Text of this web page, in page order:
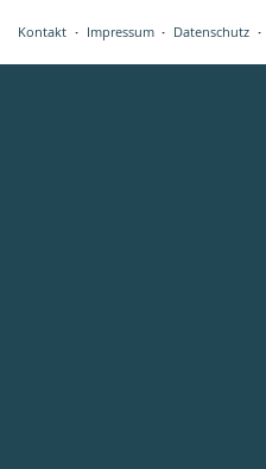
Kontakt Impressum Datenschutz